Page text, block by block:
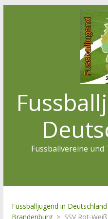
Fussballvereine
Fussballjugend in Deutschland
Brandenburg > SSV Rot-